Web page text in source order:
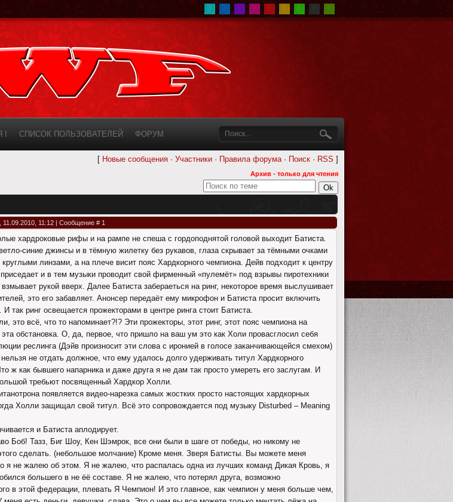
СПИСОК ПОЛЬЗОВАТЕЛЕЙ ФОРУМ
[ Новые сообщения · Участники · Правила форума· Поиск · RSS ]
Архив - только для чтения
11.09.2010, 11:12 | Сообщение # 1
хардроковые рифы и на рампе не спеша с гордоподнятой головой выходит Батиста.
синие джинсы и в тёмную жилетку без рукавов, глаза скрывает за тёмными очками
линзами, а на плече висит пояс Хардкорного чемпиона. Дейв подходит к центру
и в тем музыки проводит свой фирменный «пулемёт» под взрывы пиротехники
рукой вверх. Далее Батиста забераеться на ринг, некоторое время выслушивает
это его забавляет. Анонсер передаёт ему микрофон и Батиста просит включить
И так ринг освещается прожекторами в центре ринга стоит Батиста.
это всё, что то напоминает?!? Эти прожекторы, этот ринг, этот пояс чемпиона на
эта обстановка. О, да, первое, что пришло на ваш ум это как Холи провасглосил себя
реслинга (Дэйв произносит эти слова с иронией в голосе заканчивающейся смехом)
не отдать должное, что ему удалось долго удерживать титул Хардкорного
ж как бывшего напарника и даже друга я не дам так просто умереть его заслугам. И
требьют посвященный Хардкор Холли.
появляется видео-нарезка самых жостких просто настоящих хардкорных
Холли защищал свой титул. Всё это сопровождается под музыку Disturbed – Meaning
и Батиста аплодирует.
Боб! Тазз, Биг Шоу, Кен Шэмрок, все они были в шаге от победы, но никому не
сделать. (небольшое молчание) Кроме меня. Зверя Батисты. Вы можете меня
я не жалею об этом. Я не жалею, что распалась одна из лучших команд Дикая Кровь, я
большего в не ёё составе. Я не жалею, что потерял друга, возможно
в этой федерации, плевать Я Чемпион! И это главное, как чемпион у меня больше чем,